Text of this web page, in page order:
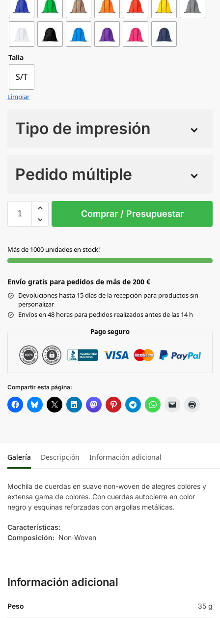
Talla
S/T
Limpiar
Tipo de impresión
Pedido múltiple
AZUL
BLANCO
FUCSIA
ROJO
MARINO
MARRON
Comprar / Presupuestar
Más de 1000 unidades en stock!
Envío gratis para pedidos de más de 200 €
Devoluciones hasta 15 días de la recepción para productos sin
personalizar
Envíos en 48 horas para pedidos realizados antes de las 14 h
Pago seguro
Compartir esta página:
Galería Descripción Información adicional
Mochila de cuerdas en suave non-woven de alegres colores y
extensa gama de colores. Con cuerdas autocierre en color
negro y esquinas reforzadas con argollas metálicas.
Características:
Composición: Non-Woven
Información adicional
Peso 35 g